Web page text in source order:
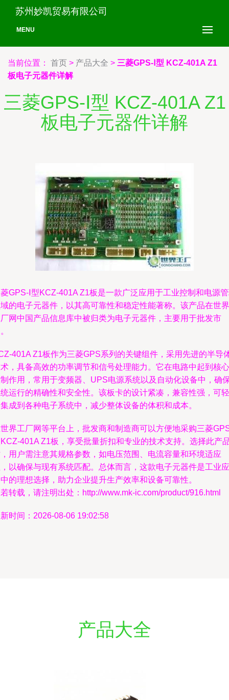
苏州妙凯贸易有限公司
MENU
当前位置： 首页 > 产品大全 > 三菱GPS-Ⅰ型 KCZ-401A Z1
板电子元器件详解
三菱GPS-Ⅰ型 KCZ-401A Z1
板电子元器件详解
GPS-Ⅰ型KCZ-401A Z1板是一款广泛应用于工业控制和电源
的电子元器件，以其高可靠性和稳定性能著称。该产品在世界
网中国产品信息库中被归类为电子元器件，主要用于批发市
401A Z1板作为三菱GPS系列的关键组件，采用先进的半导
，具备高效的功率调节和信号处理能力。它在电路中起到核心
作用，常用于变频器、UPS电源系统以及自动化设备中，确
运行的精确性和安全性。该板卡的设计紧凑，兼容性强，可轻
成到各种电子系统中，减少整体设备的体积和成本。
界工厂网等平台上，批发商和制造商可以方便地采购三菱
401A Z1板，享受批量折扣和专业的技术支持。选择此产
用户需注意其规格参数，如电压范围、电流容量和环境适应
以确保与现有系统匹配。总体而言，这款电子元器件是工业应
的理想选择，助力企业提升生产效率和设备可靠性。
转载，请注明出处：http://www.mk-ic.com/product/916.html
时间：2026-08-06 19:02:58
产品大全